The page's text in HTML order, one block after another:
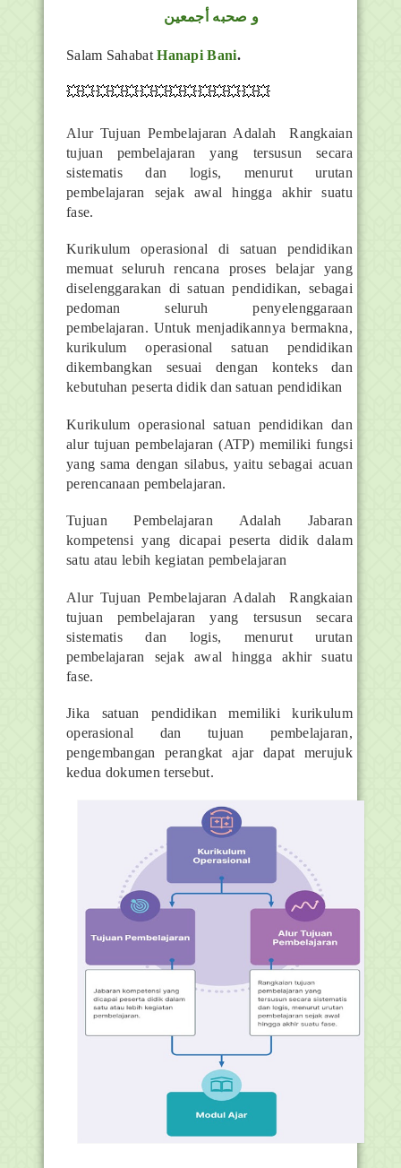
و صحبه أجمعين
Salam SahabatHanapi Bani.
💥💥💥💥💥💥💥💥💥💥💥💥💥💥
Alur Tujuan Pembelajaran Adalah Rangkaian
tujuan pembelajaran yang tersusun secara
sistematis dan logis, menurut urutan
pembelajaran sejak awal hingga akhir suatu
fase.
Kurikulum operasional di satuan pendidikan
memuat seluruh rencana proses belajar yang
diselenggarakan di satuan pendidikan, sebagai
pedoman seluruh penyelenggaraan
pembelajaran. Untuk menjadikannya bermakna,
kurikulum operasional satuan pendidikan
dikembangkan sesuai dengan konteks dan
kebutuhan peserta didik dan satuan pendidikan
Kurikulum operasional satuan pendidikan dan
alur tujuan pembelajaran (ATP) memiliki fungsi
yang sama dengan silabus, yaitu sebagai acuan
perencanaan pembelajaran.
Tujuan Pembelajaran Adalah Jabaran
kompetensi yang dicapai peserta didik dalam
satu atau lebih kegiatan pembelajaran
Alur Tujuan Pembelajaran Adalah Rangkaian
tujuan pembelajaran yang tersusun secara
sistematis dan logis, menurut urutan
pembelajaran sejak awal hingga akhir suatu
fase.
Jika satuan pendidikan memiliki kurikulum
operasional dan tujuan pembelajaran,
pengembangan perangkat ajar dapat merujuk
kedua dokumen tersebut.